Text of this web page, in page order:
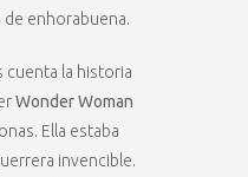
enhorabuena.
cuenta la historia
Wonder Woman
Ella estaba
invencible.